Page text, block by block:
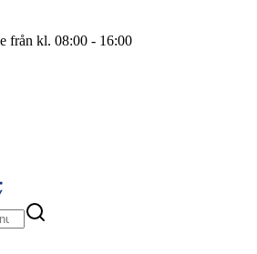
från kl. 08:00 - 16:00